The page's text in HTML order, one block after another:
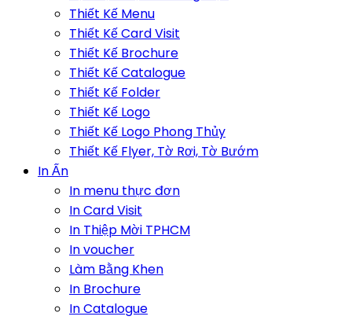
Thiết Kế Menu
Thiết Kế Card Visit
Thiết Kế Brochure
Thiết Kế Catalogue
Thiết Kế Folder
Thiết Kế Logo
Thiết Kế Logo Phong Thủy
Thiết Kế Flyer, Tờ Rơi, Tờ Bướm
In Ấn
In menu thực đơn
In Card Visit
In Thiệp Mời TPHCM
In voucher
Làm Bằng Khen
In Brochure
In Catalogue